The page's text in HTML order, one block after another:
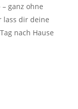
ganz ohne
lass dir deine
nach Hause